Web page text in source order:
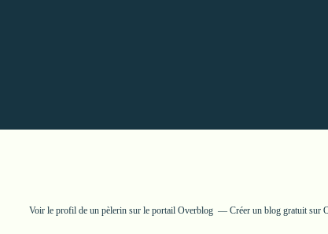
Voir le profil de un pèlerin sur le portail Overblog Créer un blog gratuit sur